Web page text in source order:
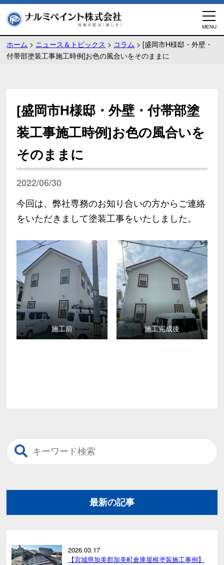
ホーム > ニュース＆トピックス > コラム >[盛岡市H様邸・外壁・
付帯部塗装工事施工時例]お色の風合いをそのままに
[盛岡市H様邸・外壁・付帯部塗
装工事施工時例]お色の風合いを
そのままに
2022/06/30
今回は、弊社専務のお知り合いの方からご連絡
をいただきまして塗装工事をいたしました。
施工前 施工完成後
最新の記事
2026.03.17
【宮城県加美郡加美町倉庫屋根塗装施工事例】